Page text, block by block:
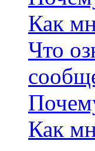
Как
Что
Как